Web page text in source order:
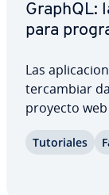
GraphQL:
para
Las
te­r­ca­m­biar
proyecto
integrar una
Tu­to­ria­les